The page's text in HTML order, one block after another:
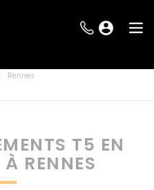
Rennes
T5 EN
RENNES